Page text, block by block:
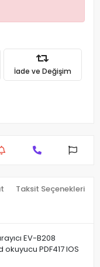
İade ve Değişim
Taksit Seçenekleri
EV-B208
PDF417 IOS